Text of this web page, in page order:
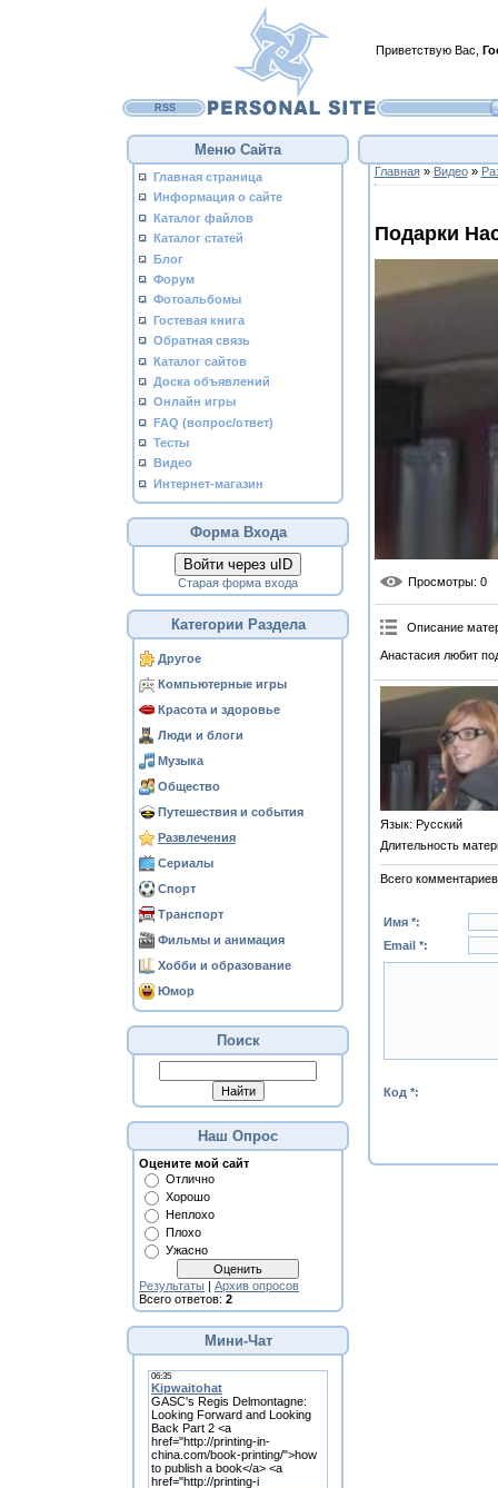
Приветствую Вас
RSS
Меню Сайта
Главная страница
Информация о сайте
Каталог файлов
Каталог статей
Блог
Форум
Фотоальбомы
Гостевая книга
Обратная связь
Каталог сайтов
Доска объявлений
Онлайн игры
FAQ (вопрос/ответ)
Тесты
Видео
Интернет-магазин
Форма Входа
Войти через uID
Старая форма входа
Категории Раздела
Другое
Компьютерные игры
Красота и здоровье
Люди и блоги
Музыка
Общество
Путешествия и события
Развлечения
Сериалы
Спорт
Транспорт
Фильмы и анимация
Хобби и образование
Юмор
Поиск
Наш Опрос
Оцените мой сайт
Отлично
Хорошо
Неплохо
Плохо
Ужасно
Результаты | Архив опросов
Всего ответов: 2
Мини-Чат
Главная» Видео»
Подарки
Просмотры: 0
Описание
Анастасия любит
Язык: Русский
Длительность
Всего комментариев
Имя *:
Email *:
Код *: